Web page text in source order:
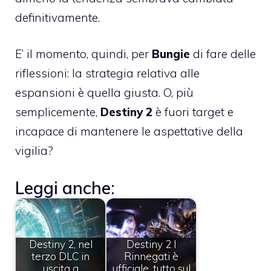
definitivamente.
E’ il momento, quindi, per Bungie di fare delle
riflessioni: la strategia relativa alle
espansioni è quella giusta. O, più
semplicemente, Destiny 2 è fuori target e
incapace di mantenere le aspettative della
vigilia?
Leggi anche:
Destiny 2, nel
terzo DLC in
Destiny 2 I
Rinnegati è